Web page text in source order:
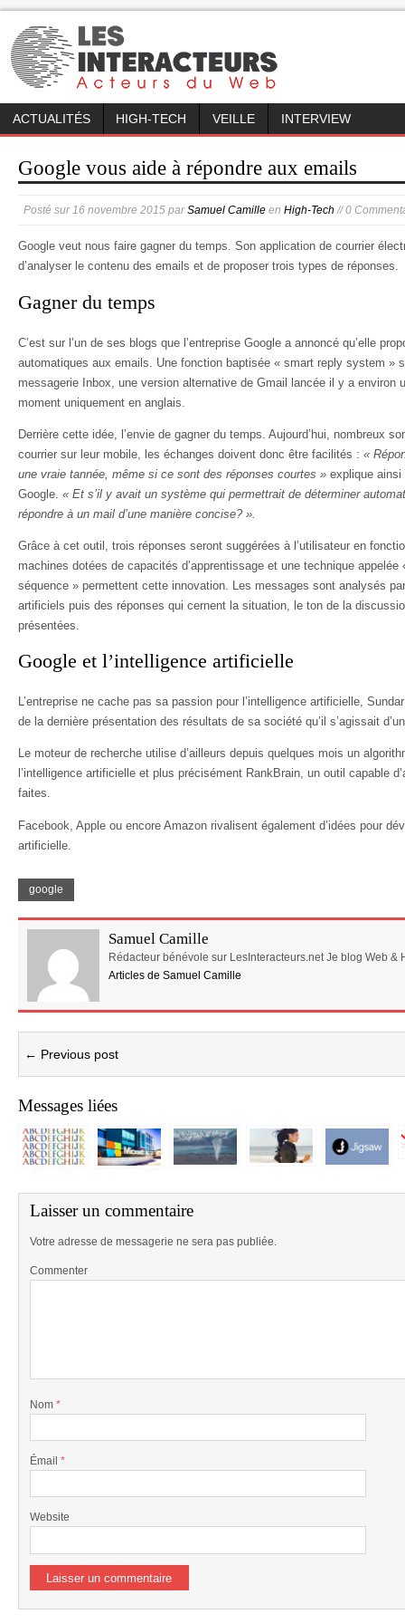
ACTUALITÉS HIGH-TECH VEILLE INTERVIEW
Google vous aide à répondre aux emails
Posté sur16 novembre 2015 parSamuel Camille en High-Tech // 0
Google veut nous faire gagner du temps. Son application de courrier
d’analyser le contenu des emails et de proposer trois types de réponses.
Gagner du temps
C’est sur l’un de ses blogs que l’entreprise Google a annoncé qu’elle
automatiques aux emails. Une fonction baptisée « smart reply system »
messagerie Inbox, une version alternative de Gmail lancée il y a environ
moment uniquement en anglais.
Derrière cette idée, l’envie de gagner du temps. Aujourd’hui, nombreux
courrier sur leur mobile, les échanges doivent donc être facilités : «
une vraie tannée, même si ce sont des réponses courtes » explique ainsi
Google. « Et s’il y avait un système qui permettrait de déterminer
répondre à un mail d’une manière concise? ».
Grâce à cet outil, trois réponses seront suggérées à l’utilisateur en
machines dotées de capacités d’apprentissage et une technique
séquence » permettent cette innovation. Les messages sont analysés
artificiels puis des réponses qui cernent la situation, le ton de la
présentées.
Google et l’intelligence artificielle
L’entreprise ne cache pas sa passion pour l’intelligence artificielle,
de la dernière présentation des résultats de sa société qu’il s’agissait
Le moteur de recherche utilise d’ailleurs depuis quelques mois un
l’intelligence artificielle et plus précisément RankBrain, un outil capable
faites.
Facebook, Apple ou encore Amazon rivalisent également d’idées pour
artificielle.
google
Samuel Camille
Rédacteur bénévole sur LesInteracteurs.net Je blog Web &
Articles de Samuel Camille
← Previous post
Messages liées
Laisser un commentaire
Votre adresse de messagerie ne sera pas publiée.
Commenter
Nom *
Émail *
Website